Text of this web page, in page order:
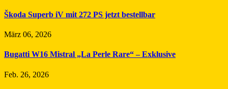
Škoda Superb iV mit 272 PS jetzt bestellbar
März 06, 2026
Bugatti W16 Mistral „La Perle Rare“ – Exklusive
Feb. 26, 2026